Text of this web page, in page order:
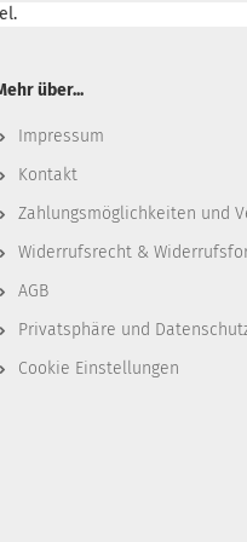
über...
Impressum
Kontakt
Zahlungsmöglichkeiten und
Widerrufsrecht &
AGB
Privatsphäre und
Cookie Einstellungen